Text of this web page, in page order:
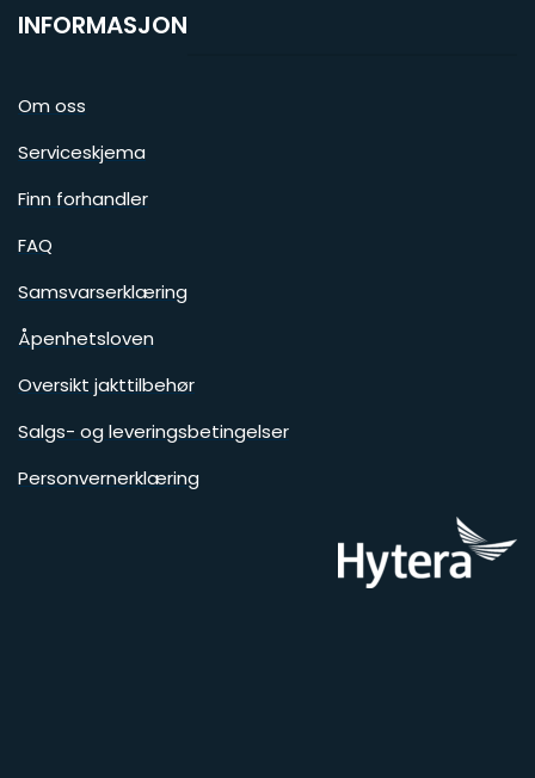
INFORMASJON
Om oss
Serviceskjema
Finn forhandler
FAQ
Samsvarserklæring
Åpenhetsloven
Oversikt jakttilbehør
Salgs- og leveringsbetingelser
Personvernerklæring